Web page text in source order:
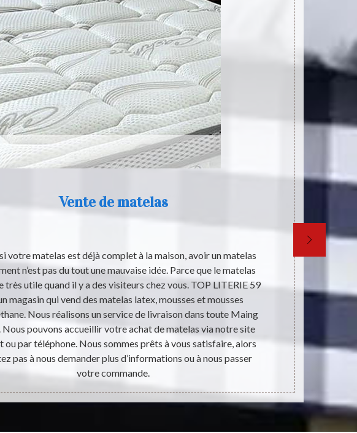
Vente de matelas
votre matelas est déjà complet à la maison, avoir un matelas
n’est pas du tout une mauvaise idée. Parce que le matelas
très utile quand il y a des visiteurs chez vous. TOP LITERIE 59
magasin qui vend des matelas latex, mousses et mousses
Nous réalisons un service de livraison dans toute Maing
Nous pouvons accueillir votre achat de matelas via notre site
ou par téléphone. Nous sommes prêts à vous satisfaire, alors
pas à nous demander plus d’informations ou à nous passer
votre commande.
Les
possible de